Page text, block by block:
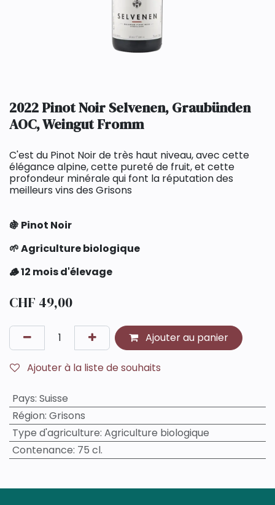
2022 Pinot Noir Selvenen, Graubünden
AOC, Weingut Fromm
C'est du Pinot Noir de très haut niveau, avec cette
élégance alpine, cette pureté de fruit, et cette
profondeur minérale qui font la réputation des
meilleurs vins des Grisons
🍇 Pinot Noir
🌱 Agriculture biologique
🪵 12 mois d'élevage
CHF 49,00
Ajouter au panier
Ajouter à la liste de souhaits
Pays: Suisse
Région: Grisons
Type d'agriculture: Agriculture biologique
Contenance: 75 cl.